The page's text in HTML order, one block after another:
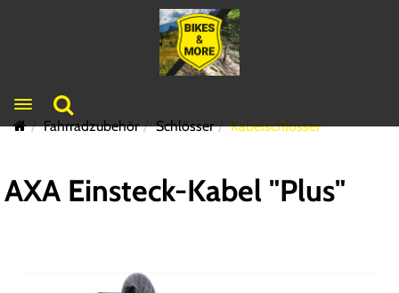
Toggle navigation
Fahrradzubehör
Schlösser Kabelschlösser
AXA Einsteck-Kabel "Plus"